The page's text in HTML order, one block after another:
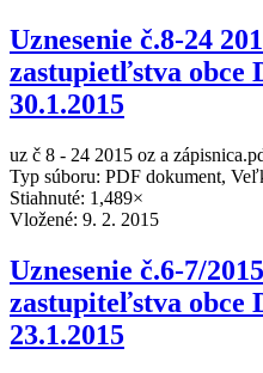
Uznesenie č.8-24
zastupietľstva obce
30.1.2015
uz č 8 - 24 2015 oz a
Typ súboru: PDF dokument,
Stiahnuté: 1,489×
Vložené: 9. 2. 2015
Uznesenie č.6-7/
zastupiteľstva obce
23.1.2015